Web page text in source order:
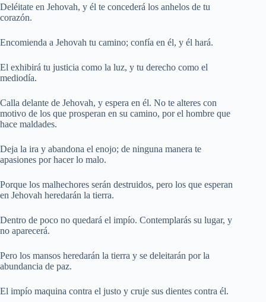
Deléitate en Jehovah, y él te concederá los anhelos de tu
corazón.
Encomienda a Jehovah tu camino; confía en él, y él hará.
El exhibirá tu justicia como la luz, y tu derecho como el
mediodía.
Calla delante de Jehovah, y espera en él. No te alteres con
motivo de los que prosperan en su camino, por el hombre que
hace maldades.
Deja la ira y abandona el enojo; de ninguna manera te
apasiones por hacer lo malo.
Porque los malhechores serán destruidos, pero los que esperan
en Jehovah heredarán la tierra.
Dentro de poco no quedará el impío. Contemplarás su lugar, y
no aparecerá.
Pero los mansos heredarán la tierra y se deleitarán por la
abundancia de paz.
El impío maquina contra el justo y cruje sus dientes contra él.